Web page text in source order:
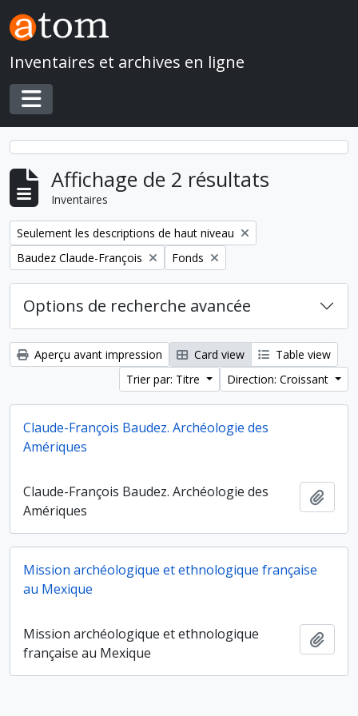
Skip to main content
Inventaires et archives en ligne
Toggle navigation
Affichage de 2 résultats
Inventaires
Remove filter:
Seulement les descriptions de haut niveau
Remove filter:
Baudez Claude-François Remove filter:
Fonds
Options de recherche avancée
Aperçu avant impression Card view
Table view
Trier par: Titre
Direction: Croissant
Claude-François Baudez. Archéologie des
Amériques
Claude-François Baudez. Archéologie des
Amériques
Mission archéologique et ethnologique française
au Mexique
Mission archéologique et ethnologique
française au Mexique